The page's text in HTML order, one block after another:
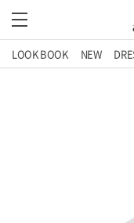
LOOK BOOK NEW